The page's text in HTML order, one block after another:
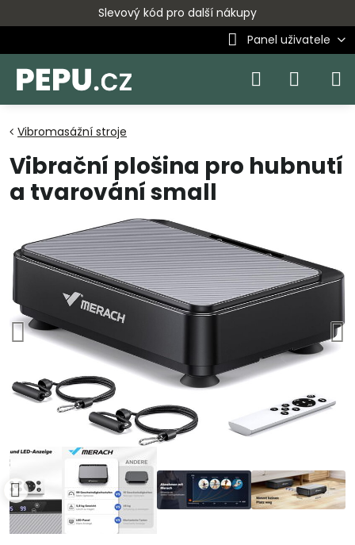
Slevový kód pro další nákupy
Panel uživatele
Vibromasážní stroje
Vibrační plošina pro hubnutí
a tvarování small